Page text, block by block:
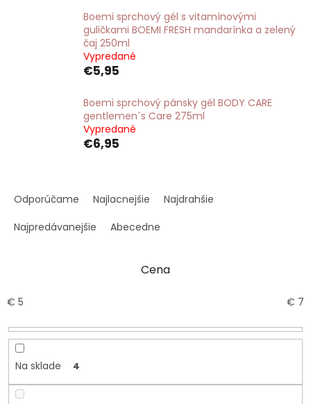
Boemi sprchový gél s vitamínovými
guličkami BOEMI FRESH mandarínka a zelený
čaj 250ml
Vypredané
€5,95
Boemi sprchový pánsky gél BODY CARE
gentlemen´s Care 275ml
Vypredané
€6,95
a
e
r
d
t
Odporúčame Najlacnejšie
Najdrahšie
Najpredávanejšie
Abecedne
Cena
€ 5 € 7
Na sklade 4